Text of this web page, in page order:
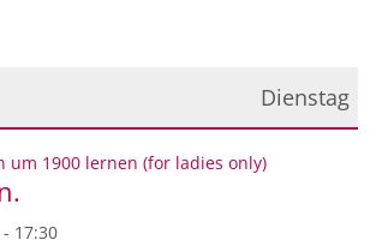
Dienstag
2024
um 1900 lernen (for ladies only):
17:30